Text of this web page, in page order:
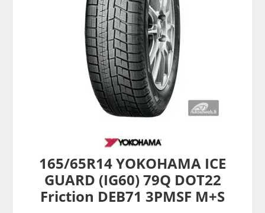
165/65R14 YOKOHAMA ICE
GUARD (IG60) 79Q DOT22
Friction DEB71 3PMSF M+S